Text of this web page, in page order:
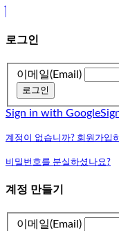
로그인
이메일(Email)
로그인
Sign in with Google
계정이 없습니까? 회원가입
비밀번호를 분실하셨나요?
계정 만들기
이메일(Email)